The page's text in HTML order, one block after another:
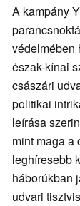
A kampány
védelmében
észak-kínai
császári
politikai
leírása
mint maga a
leghíresebb
háborúkban
udvari